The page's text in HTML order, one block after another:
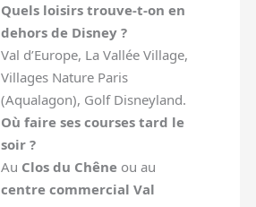
Quels loisirs trouve-t-on en
dehors de Disney ?
Val d’Europe, La Vallée Village,
Villages Nature Paris
(Aqualagon), Golf Disneyland.
Où faire ses courses tard le
soir ?
Au Clos du Chêne ou au
centre commercial Val